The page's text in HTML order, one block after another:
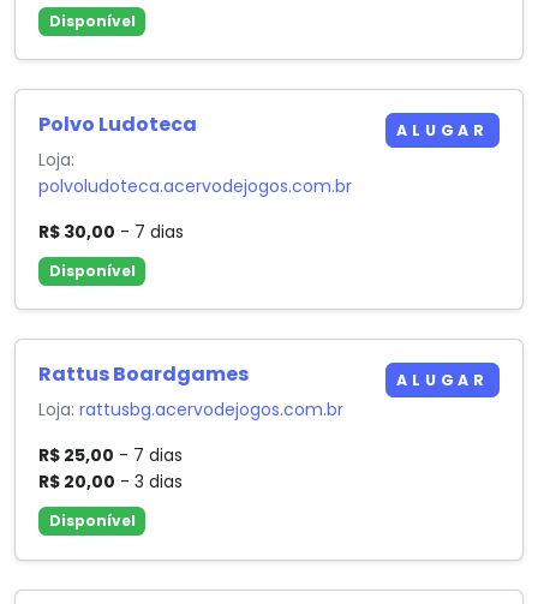
Disponível
Polvo Ludoteca
Loja:
polvoludoteca.acervodejogos.com.br
R$ 30,00 - 7 dias
Disponível
ALUGAR
Rattus Boardgames
Loja:rattusbg.acervodejogos.com.br
R$ 25,00 - 7 dias
R$ 20,00 - 3 dias
Disponível
ALUGAR